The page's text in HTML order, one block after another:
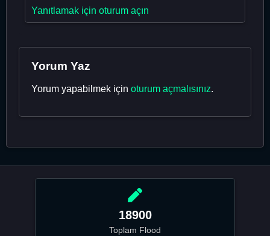
Yanıtlamak için oturum açın
Yorum Yaz
Yorum yapabilmek için oturum açmalısınız.
18900
Toplam Flood